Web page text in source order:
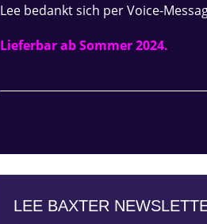
Lee bedankt sich per Voice-
Lieferbar ab Sommer 2024.
LEE BAXTER